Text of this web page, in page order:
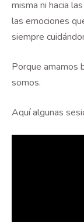
misma ni hacia
las emociones
siempre
Porque amamos
somos.
Aquí algunas